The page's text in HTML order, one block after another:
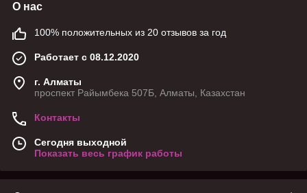
О нас
100% положительных из 20 отзывов за год
Работает с 08.12.2020
г. Алматы
проспект Райымбека 507Б, Алматы, Казахстан
Контакты
Сегодня выходной
Показать весь график работы